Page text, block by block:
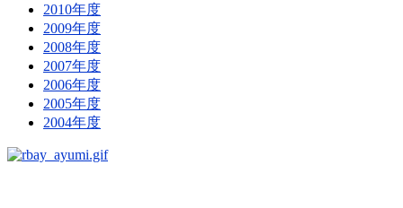
2010年度
2009年度
2008年度
2007年度
2006年度
2005年度
2004年度